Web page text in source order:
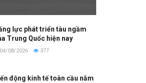
lực phát triển tàu ngầm
Trung Quốc hiện nay
08/2026 377
động kinh tế toàn cầu năm